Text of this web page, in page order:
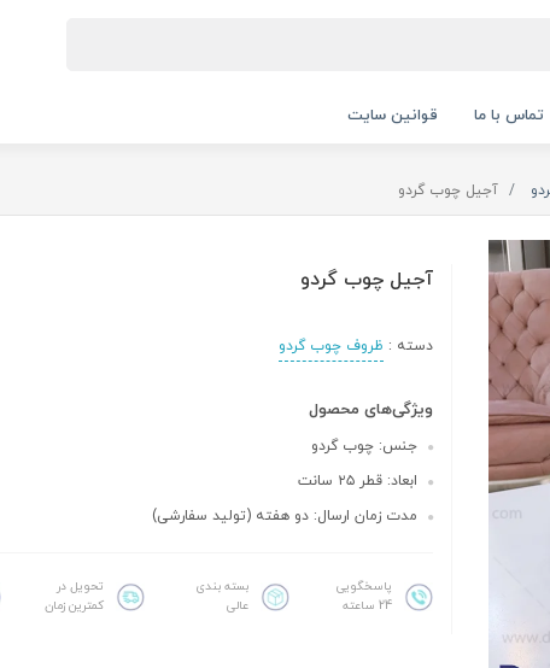
تماس با ما قوانین سایت
آجیل چوب گردو
آجیل چوب گردو
دسته : ظروف چوب گردو
ویژگی‌های محصول
جنس: چوب گردو
ابعاد: قطر ۲۵ سانت
مدت زمان ارسال: دو‌ هفته (تولید سفارشی)
پاسخگویی
24 ساعته
بسته بندی
عالی
تحویل در
کمترین زمان